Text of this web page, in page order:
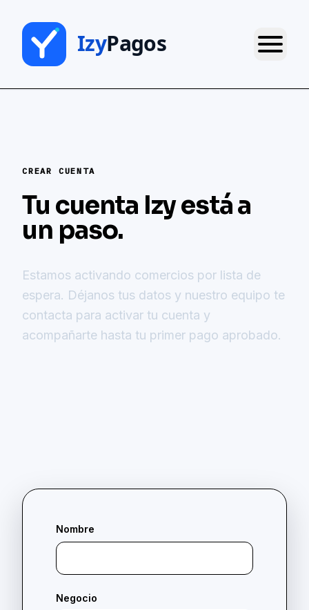
CREAR CUENTA
Tu cuenta Izy está a
un paso.
Estamos activando comercios por lista de
espera. Déjanos tus datos y nuestro equipo te
contacta para activar tu cuenta y
acompañarte hasta tu primer pago aprobado.
Nombre
Negocio